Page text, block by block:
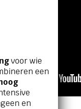
voor wie
een
en